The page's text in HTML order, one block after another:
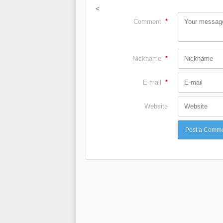
<
Comment *
Nickname *
E-mail *
Website